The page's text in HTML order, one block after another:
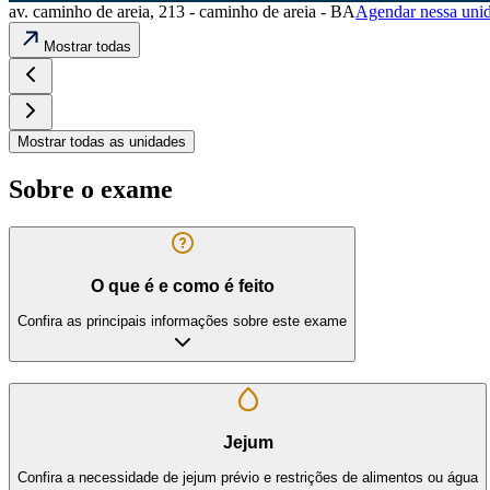
av. caminho de areia, 213 - caminho de areia - BAAgendar nessa
Mostrar todas
Mostrar todas as unidades
Sobre o exame
O que é e como é feito
Confira as principais informações sobre este exame
Jejum
Confira a necessidade de jejum prévio e restrições de alimentos ou água